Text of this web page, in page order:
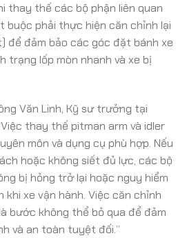
thay thế các bộ phận liên quan
buộc phải thực hiện căn chỉnh lại
để đảm bảo các góc đặt bánh xe
trạng lốp mòn nhanh và xe bị
Văn Linh, Kỹ sư trưởng tại
thay thế pitman arm và idler
môn và dụng cụ phù hợp. Nếu
hoặc không siết đủ lực, các bộ
bị hỏng trở lại hoặc nguy hiểm
xe vận hành. Việc căn chỉnh
bước không thể bỏ qua để đảm
và an toàn tuyệt đối.”